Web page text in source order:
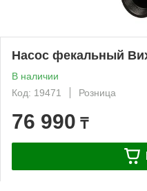
Насос фекальный
В наличии
Код: 19471
Розница
76 990 ₸